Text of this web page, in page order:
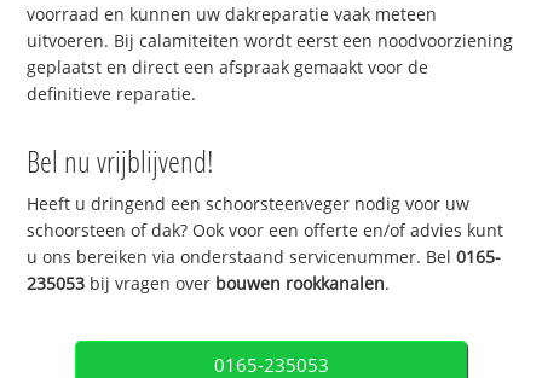
voorraad en kunnen uw dakreparatie vaak meteen
uitvoeren. Bij calamiteiten wordt eerst een noodvoorziening
geplaatst en direct een afspraak gemaakt voor de
definitieve reparatie.
Bel nu vrijblijvend!
Heeft u dringend een schoorsteenveger nodig voor uw
schoorsteen of dak? Ook voor een offerte en/of advies kunt
u ons bereiken via onderstaand servicenummer. Bel0165-
235053 bij vragen over bouwen rookkanalen.
0165-235053